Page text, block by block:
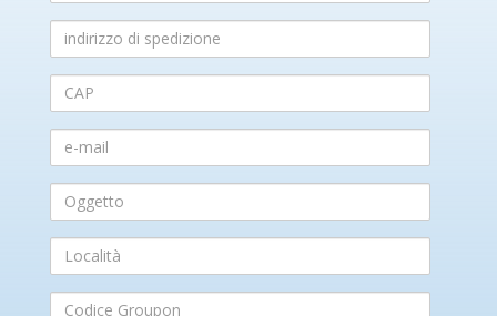
indirizzo
di
spedizione
CAP
mail
Oggetto
Località
Codice